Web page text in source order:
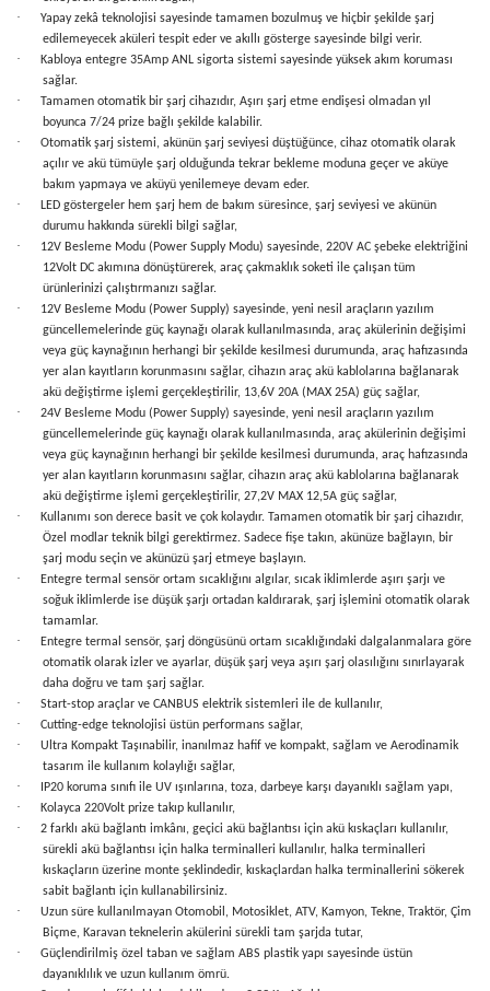
·
Yapay zekâ teknolojisi sayesinde tamamen bozulmuş ve hiçbir şekilde şarj
edilemeyecek aküleri tespit eder ve akıllı gösterge sayesinde bilgi verir.
·
Kabloya entegre 35Amp ANL sigorta sistemi sayesinde yüksek akım koruması
sağlar.
·
Tamamen otomatik bir şarj cihazıdır, Aşırı şarj etme endişesi olmadan yıl
boyunca 7/24 prize bağlı şekilde kalabilir.
·
Otomatik şarj sistemi, akünün şarj seviyesi düştüğünce, cihaz otomatik olarak
açılır ve akü tümüyle şarj olduğunda tekrar bekleme moduna geçer ve aküye
bakım yapmaya ve aküyü yenilemeye devam eder.
·
LED göstergeler hem şarj hem de bakım süresince, şarj seviyesi ve akünün
durumu hakkında sürekli bilgi sağlar,
·
12V Besleme Modu (Power Supply Modu) sayesinde, 220V AC şebeke elektriğini
12Volt DC akımına dönüştürerek, araç çakmaklık soketi ile çalışan tüm
ürünlerinizi çalıştırmanızı sağlar.
·
12V Besleme Modu (Power Supply) sayesinde, yeni nesil araçların yazılım
güncellemelerinde güç kaynağı olarak kullanılmasında, araç akülerinin değişimi
veya güç kaynağının herhangi bir şekilde kesilmesi durumunda, araç hafızasında
yer alan kayıtların korunmasını sağlar, cihazın araç akü kablolarına bağlanarak
akü değiştirme işlemi gerçekleştirilir, 13,6V 20A (MAX 25A) güç sağlar,
·
24V Besleme Modu (Power Supply) sayesinde, yeni nesil araçların yazılım
güncellemelerinde güç kaynağı olarak kullanılmasında, araç akülerinin değişimi
veya güç kaynağının herhangi bir şekilde kesilmesi durumunda, araç hafızasında
yer alan kayıtların korunmasını sağlar, cihazın araç akü kablolarına bağlanarak
akü değiştirme işlemi gerçekleştirilir, 27,2V MAX 12,5A güç sağlar,
·
Kullanımı son derece basit ve çok kolaydır. Tamamen otomatik bir şarj cihazıdır,
Özel modlar teknik bilgi gerektirmez. Sadece fişe takın, akünüze bağlayın, bir
şarj modu seçin ve akünüzü şarj etmeye başlayın.
·
Entegre termal sensör ortam sıcaklığını algılar, sıcak iklimlerde aşırı şarjı ve
soğuk iklimlerde ise düşük şarjı ortadan kaldırarak, şarj işlemini otomatik olarak
tamamlar.
·
Entegre termal sensör, şarj döngüsünü ortam sıcaklığındaki dalgalanmalara göre
otomatik olarak izler ve ayarlar, düşük şarj veya aşırı şarj olasılığını sınırlayarak
daha doğru ve tam şarj sağlar.
· Start-stop araçlar ve CANBUS elektrik sistemleri ile de kullanılır,
· Cutting-edge teknolojisi üstün performans sağlar,
·
Ultra Kompakt Taşınabilir, inanılmaz hafif ve kompakt, sağlam ve Aerodinamik
tasarım ile kullanım kolaylığı sağlar,
· IP20 koruma sınıfı ile UV ışınlarına, toza, darbeye karşı dayanıklı sağlam yapı,
· Kolayca 220Volt prize takıp kullanılır,
·
2 farklı akü bağlantı imkânı, geçici akü bağlantısı için akü kıskaçları kullanılır,
sürekli akü bağlantısı için halka terminalleri kullanılır, halka terminalleri
kıskaçların üzerine monte şeklindedir, kıskaçlardan halka terminallerini sökerek
sabit bağlantı için kullanabilirsiniz.
·
Uzun süre kullanılmayan Otomobil, Motosiklet, ATV, Kamyon, Tekne, Traktör, Çim
Biçme, Karavan teknelerin akülerini sürekli tam şarjda tutar,
·
Güçlendirilmiş özel taban ve sağlam ABS plastik yapı sayesinde üstün
dayanıklılık ve uzun kullanım ömrü.